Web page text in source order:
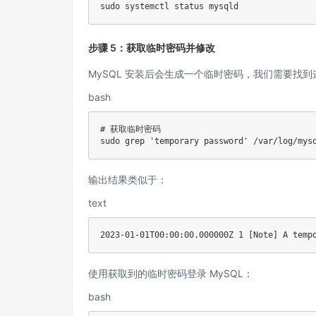
sudo systemctl status mysqld
步骤 5：获取临时密码并修改
MySQL 安装后会生成一个临时密码，我们需要找
bash
# 获取临时密码
sudo grep 'temporary password' /var/log/
输出结果类似于：
text
2023-01-01T00:00:00.000000Z 1 [Note] A
使用获取到的临时密码登录 MySQL：
bash